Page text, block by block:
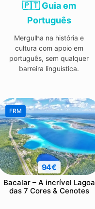
🇵🇹 Guia em
Português
Mergulha na história e
cultura com apoio em
português, sem qualquer
barreira linguística.
FRM
94€
Bacalar – A incrível Lagoa
das 7 Cores & Cenotes